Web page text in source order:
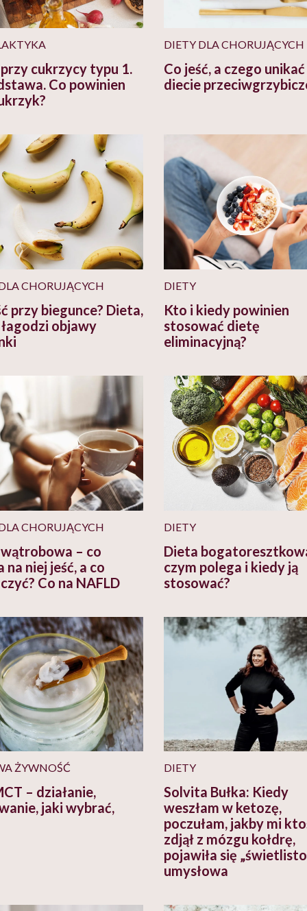
cukrzycy typu 1.
Co powinien
DIETY DLA CHORUJĄCYCH
Co jeść, a czego
diecie
CHORUJĄCYCH
przy biegunce? Dieta,
objawy
DIETY
Kto i kiedy powinien
stosować dietę
eliminacyjną?
CHORUJĄCYCH
– co
na niej jeść, a co
Co na NAFLD
DIETY
Dieta
czym polega i kiedy ją
stosować?
ŻYWNOŚĆ
– działanie,
jaki wybrać,
DIETY
Solvita Bułka: Kiedy
weszłam w ketozę,
poczułam, jakby mi
zdjął z mózgu kołdrę,
pojawiła się
umysłowa